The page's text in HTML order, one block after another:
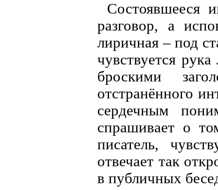
Состоявшееся
разговор, а
лиричная – под
чувствуется
броскими
отстранённого
сердечным
спрашивает о
писатель,
отвечает так
в публичных